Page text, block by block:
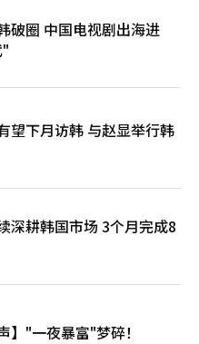
破圈 中国电视剧出海进
望下月访韩 与赵显举行韩
深耕韩国市场 3个月完成8
】"一夜暴富"梦碎！